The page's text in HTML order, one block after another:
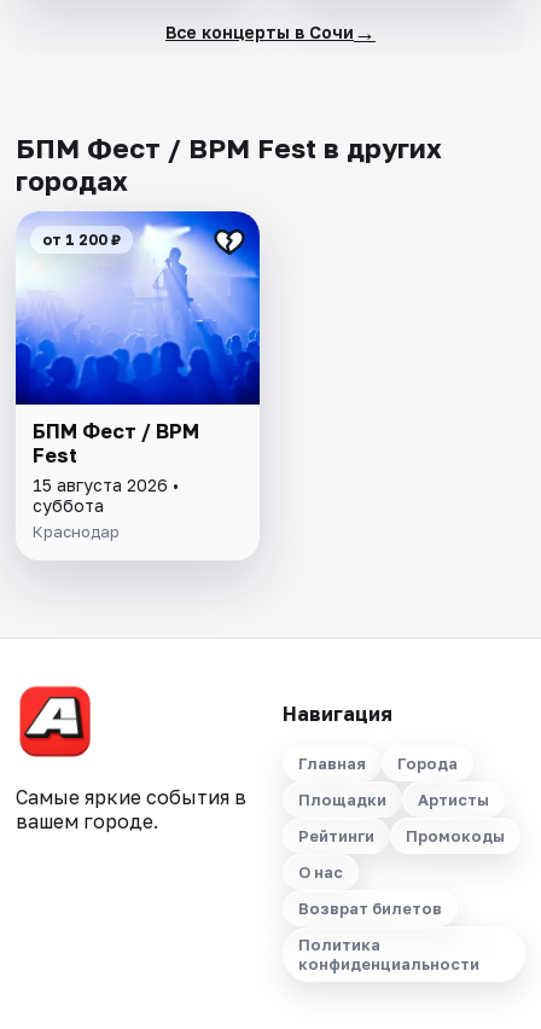
Все концерты в Сочи →
БПМ Фест / BPM Fest в других
городах
от 1 200 ₽
БПМ Фест / BPM
Fest
15 августа 2026 •
суббота
Краснодар
Самые яркие события в
вашем городе.
Навигация
Главная
Города
Площадки
Артисты
Рейтинги
Промокоды
О нас
Возврат билетов
Политика
конфиденциальности